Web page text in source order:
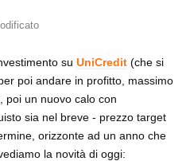
su UniCredit (che si
poi andare in profitto, massimo
poi un nuovo calo con
sia nel breve - prezzo target
orizzonte ad un anno che
la novità di oggi: